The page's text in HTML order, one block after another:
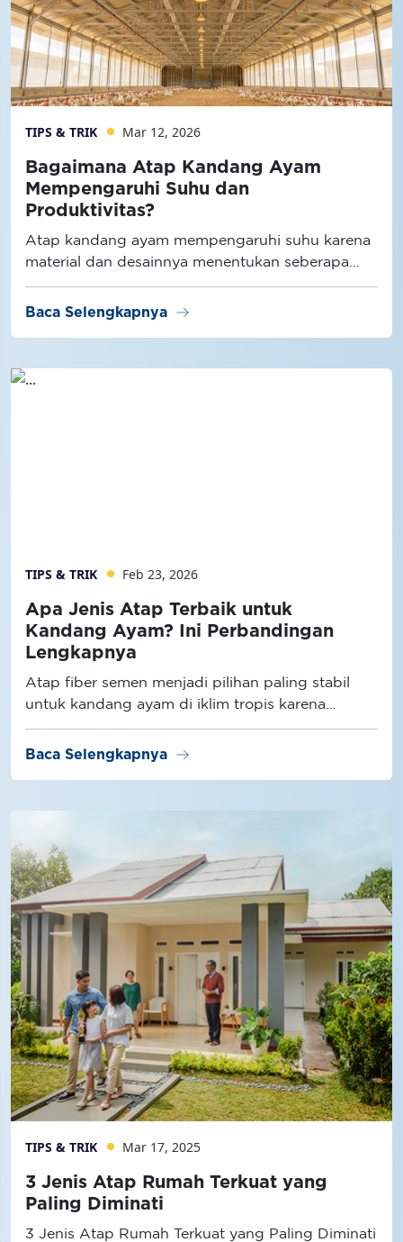
TIPS & TRIK Mar 12, 2026
Bagaimana Atap Kandang Ayam
Mempengaruhi Suhu dan
Produktivitas?
Atap kandang ayam mempengaruhi suhu karena
material dan desainnya menentukan seberapa
besar radiasi panas masuk ke dalam kandang.
Baca Selengkapnya arrow_right_alt
TIPS & TRIK Feb 23, 2026
Apa Jenis Atap Terbaik untuk
Kandang Ayam? Ini Perbandingan
Lengkapnya
Atap fiber semen menjadi pilihan paling stabil
untuk kandang ayam di iklim tropis karena
memiliki konduktivitas panas lebih rendah
dibanding atap metal dan lebih tahan lembap
Baca Selengkapnya arrow_right_alt
TIPS & TRIK Mar 17, 2025
3 Jenis Atap Rumah Terkuat yang
Paling Diminati
3 Jenis Atap Rumah Terkuat yang Paling Diminati